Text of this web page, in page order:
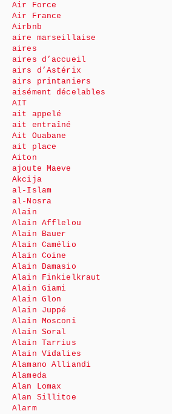
Air Force
Air France
Airbnb
aire marseillaise
aires
aires d’accueil
airs d’Astérix
airs printaniers
aisément décelables
AIT
ait appelé
ait entraîné
Ait Ouabane
ait place
Aiton
ajoute Maeve
Akcija
al-Islam
al-Nosra
Alain
Alain Afflelou
Alain Bauer
Alain Camélio
Alain Coine
Alain Damasio
Alain Finkielkraut
Alain Giami
Alain Glon
Alain Juppé
Alain Mosconi
Alain Soral
Alain Tarrius
Alain Vidalies
Alamano Alliandi
Alameda
Alan Lomax
Alan Sillitoe
Alarm